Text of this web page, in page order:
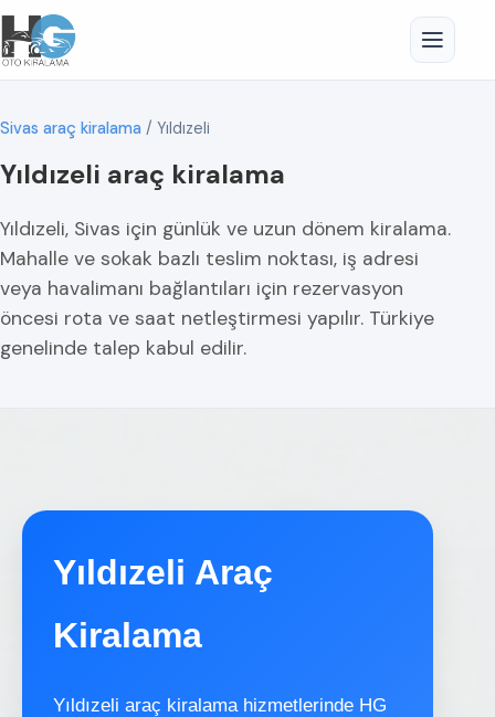
Sivas araç kiralama / Yıldızeli
Yıldızeli araç kiralama
Yıldızeli, Sivas için günlük ve uzun dönem kiralama.
Mahalle ve sokak bazlı teslim noktası, iş adresi
veya havalimanı bağlantıları için rezervasyon
öncesi rota ve saat netleştirmesi yapılır. Türkiye
genelinde talep kabul edilir.
Yıldızeli Araç
Kiralama
Yıldızeli araç kiralama hizmetlerinde HG